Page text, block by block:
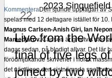
KommenteraDen sjunde upplagan av
spelas med 12 deltagare istället för
Magnus Carlsen-Anish Giri, Ian
Mamedjarov. Carlsen är givetvis stor
dagar sedan, på blodigt allvar. Det lär
förödmjukande skriverier i norsk
det nämligen den sistnämnda
22
2023
Live from the
final of five legs
joined by two